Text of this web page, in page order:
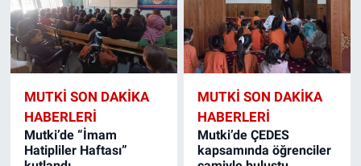
MUTKI SON DAKIKA
HABERLERI
Mutki’de “İmam
Hatipliler Haftası”
MUTKI SON DAKIKA
HABERLERI
Mutki’de ÇEDES
kapsamında öğrenciler